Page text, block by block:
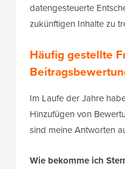
datengesteuerte
zukünftigen Inhalte zu
Häufig gestellte
Im Laufe der Jahre
Hinzufügen von
sind meine Antworten
Wie bekomme ich